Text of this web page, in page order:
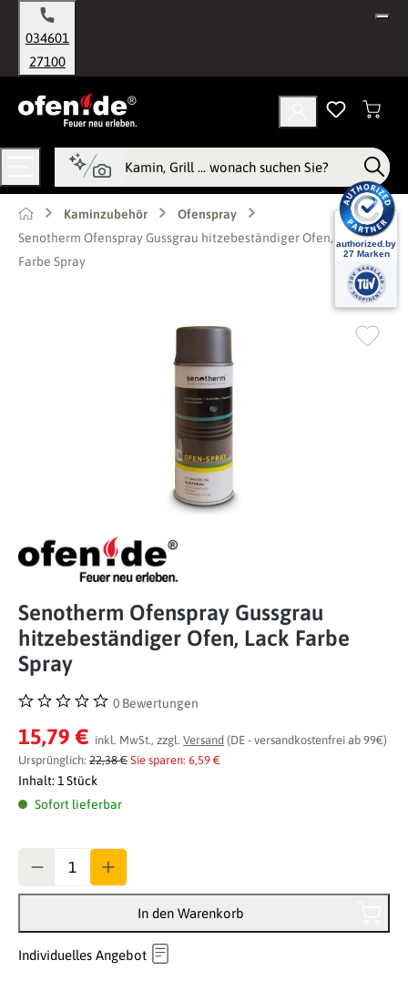
springen
034601
27100
Kaminzubehör
Ofenspray
Senotherm Ofenspray Gussgrau hitzebeständiger Ofen, Lack
Farbe Spray
Senotherm Ofenspray Gussgrau
hitzebeständiger Ofen, Lack Farbe
Spray
Durchschnittliche Bewertung von 0 von 5 Sternen
0 Bewertungen
15,79 € inkl. MwSt., zzgl. Versand (DE - versandkostenfrei ab 99€)
Ursprünglich: 22,38 € Sie sparen: 6,59 €
Inhalt: 1 Stück
Sofort lieferbar
In den Warenkorb
Individuelles Angebot